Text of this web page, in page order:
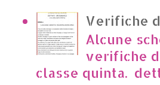
Verifiche
Alcune
verifiche
classe quinta.